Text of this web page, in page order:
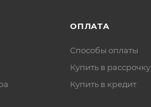
ОПЛАТА
Способы оплаты
Купить в рассрочку
Купить в кредит